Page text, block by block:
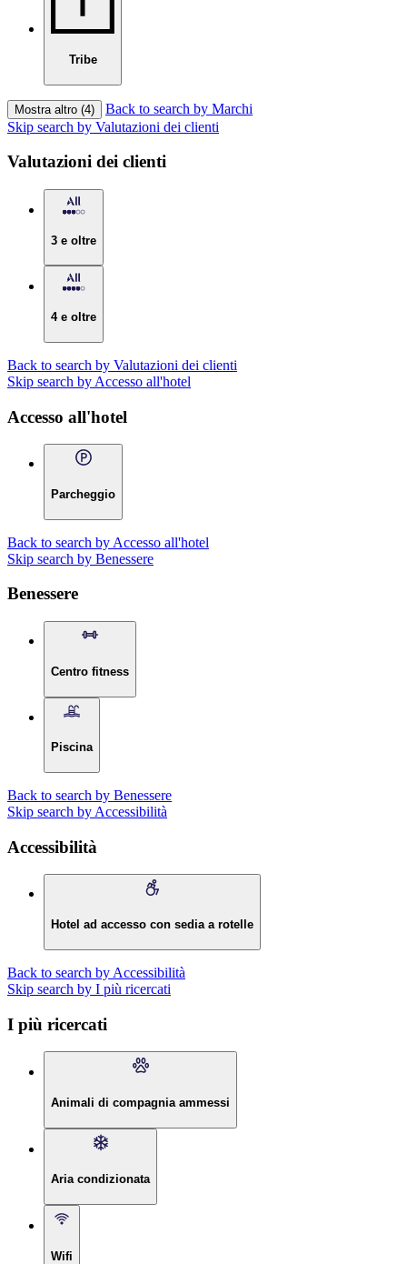
Tribe
Mostra altro (4)
Back to search by Marchi
Skip search by Valutazioni dei clienti
Valutazioni dei clienti
3 e oltre
4 e oltre
Back to search by Valutazioni dei clienti
Skip search by Accesso all'hotel
Accesso all'hotel
Parcheggio
Back to search by Accesso all'hotel
Skip search by Benessere
Benessere
Centro fitness
Piscina
Back to search by Benessere
Skip search by Accessibilità
Accessibilità
Hotel ad accesso con sedia a rotelle
Back to search by Accessibilità
Skip search by I più ricercati
I più ricercati
Animali di compagnia ammessi
Aria condizionata
Wifi